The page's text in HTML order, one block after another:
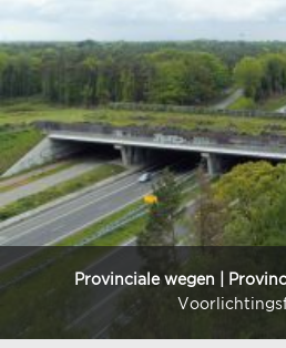
Provinciale wegen |